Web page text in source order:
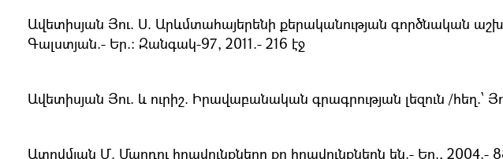
Ավետիսյան Յու. Ս. Արևմտահայերենի քերականության գործնական
Գալստյան.- Եր.։ Զանգակ-97, 2011.- 216 էջ
Ավետիսյան Յու. և ուրիշ. Իրավաբանական գրագրության լեզուն /
Ատովմյան Մ. Մարդու իրավունքները քո իրավունքներն են.- Եր., 2004.-